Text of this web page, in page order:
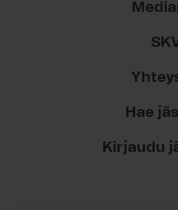
Hae
Kirjaudu